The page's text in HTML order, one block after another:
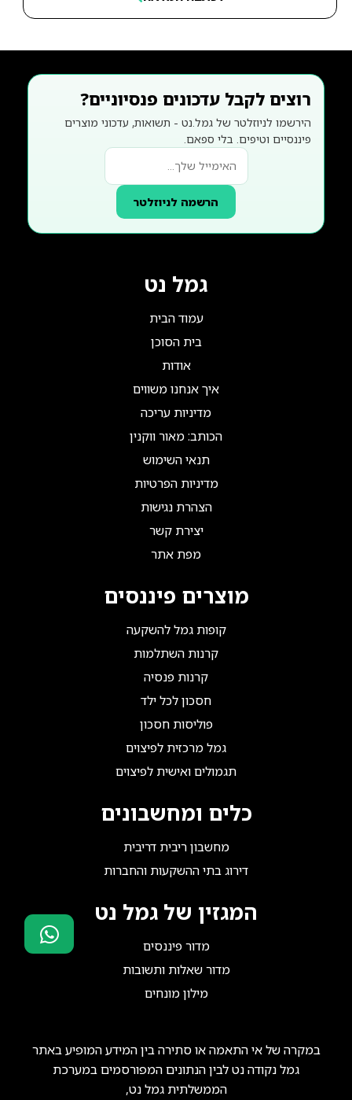
רוצים לקבל עדכונים פנסיוניים?
הירשמו לניוזלטר של גמל.נט - תשואות, עדכוני מוצרים
פיננסיים וטיפים. בלי ספאם.
הרשמה לניוזלטר
גמל נט
עמוד הבית
בית הסוכן
אודות
איך אנחנו משווים
מדיניות עריכה
הכותב: מאור ווקנין
תנאי השימוש
מדיניות הפרטיות
הצהרת נגישות
יצירת קשר
מפת אתר
מוצרים פיננסים
קופות גמל להשקעה
קרנות השתלמות
קרנות פנסיה
חסכון לכל ילד
פוליסות חסכון
גמל מרכזית לפיצוים
תגמולים ואישית לפיצוים
כלים ומחשבונים
מחשבון ריבית דריבית
דירוג בתי ההשקעות והחברות
המגזין של גמל נט
מדור פיננסים
מדור שאלות ותשובות
מילון מונחים
במקרה של אי התאמה או סתירה בין המידע המופיע באתר
גמל נקודה נט לבין הנתונים המפורסמים במערכת
הממשלתית גמל נט,